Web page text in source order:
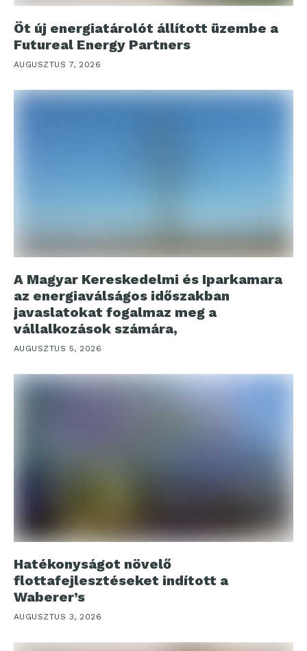
Öt új energiatárolót állított üzembe a
Futureal Energy Partners
AUGUSZTUS 7, 2026
A Magyar Kereskedelmi és Iparkamara
az energiaválságos időszakban
javaslatokat fogalmaz meg a
vállalkozások számára,
AUGUSZTUS 5, 2026
Hatékonyságot növelő
flottafejlesztéseket indított a
Waberer’s
AUGUSZTUS 3, 2026